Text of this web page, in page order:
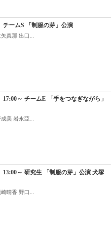
チームS 「制服の芽」公演
真那 出口...
17:00～ チームE 「手をつなぎながら」
美 岩永亞...
13:00～ 研究生 「制服の芽」公演 犬塚
晴香 野口...